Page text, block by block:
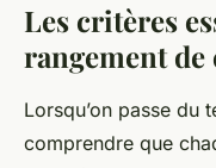
Les critères
rangement
Lorsqu’on passe du
comprendre que